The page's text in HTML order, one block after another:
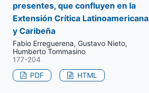
presentes, que confluyen en la
Extensión Crítica Latinoamericana
y Caribeña
Fabio Erreguerena, Gustavo Nieto,
Humberto Tommasino
177-204
PDF
HTML